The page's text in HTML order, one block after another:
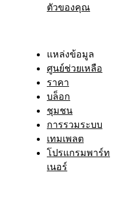
ตัวของคุณ
แหล่งข้อมูล
ศูนย์ช่วยเหลือ
ราคา
บล็อก
ชุมชน
การรวมระบบ
เทมเพลต
โปรแกรมพาร์ท
เนอร์